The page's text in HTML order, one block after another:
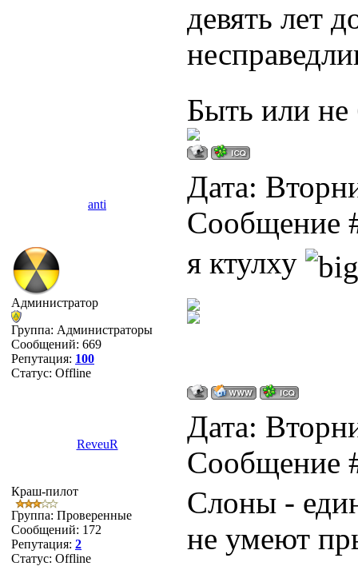
девять лет
Быть или не
anti
Дата:
Сообщение
Администратор
Группа: Администраторы
Сообщений: 669
Репутация: 100
Статус: Offline
я ктулху
ReveuR
Дата:
Сообщение
Краш-пилот
Группа: Проверенные
Сообщений: 172
Репутация: 2
Статус: Offline
Слоны -
не умеют